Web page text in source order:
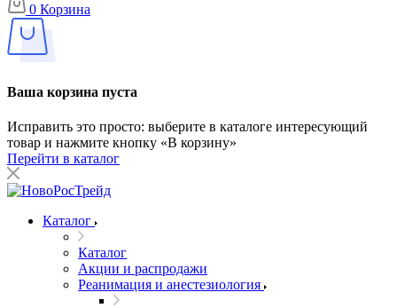
0 Корзина
Ваша корзина пуста
Исправить это просто: выберите в каталоге интересующий
товар и нажмите кнопку «В корзину»
Перейти в каталог
Каталог
Каталог
Акции и распродажи
Реанимация и анестезиология